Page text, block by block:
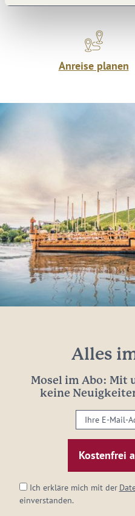
Anreise planen
Alles
Mosel im Abo: Mit
keine
Ihre
E-
Mail-
Adresse:
Ich erkläre mich mit der
einverstanden.